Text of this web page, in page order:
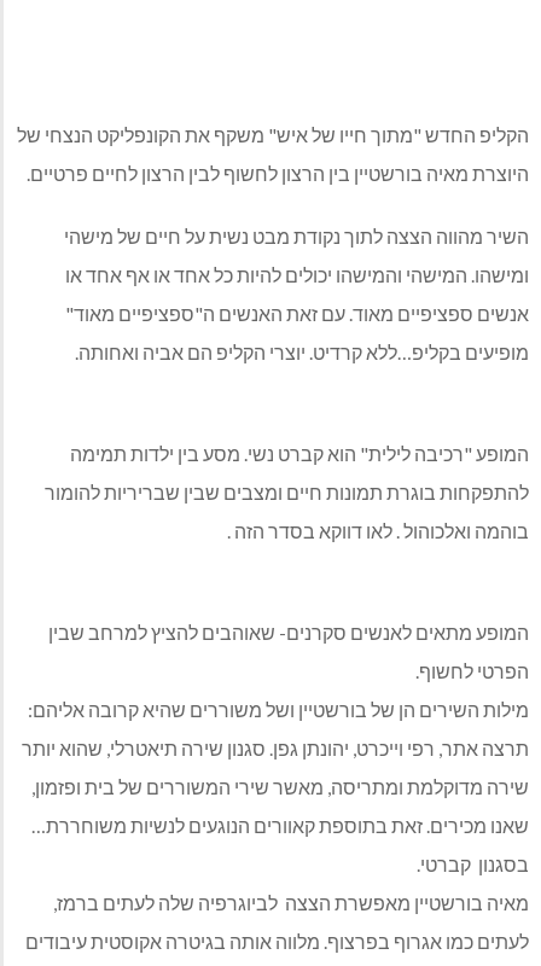
הקליפ החדש "מתוך חייו של איש" משקף את הקונפליקט הנצחי של
היוצרת מאיה בורשטיין בין הרצון לחשוף לבין הרצון לחיים פרטיים.
השיר מהווה הצצה לתוך נקודת מבט נשית על חיים של מישהי
ומישהו. המישהי והמישהו יכולים להיות כל אחד או אף אחד או
אנשים ספציפיים מאוד. עם זאת האנשים ה"ספציפיים מאוד"
מופיעים בקליפ…ללא קרדיט. יוצרי הקליפ הם אביה ואחותה.
המופע "רכיבה לילית" הוא קברט נשי. מסע בין ילדות תמימה
להתפקחות בוגרת תמונות חיים ומצבים שבין שבריריות להומור
בוהמה ואלכוהול . לאו דווקא בסדר הזה .
המופע מתאים לאנשים סקרנים- שאוהבים להציץ למרחב שבין
הפרטי לחשוף.
מילות השירים הן של בורשטיין ושל משוררים שהיא קרובה אליהם:
תרצה אתר, רפי וייכרט, יהונתן גפן. סגנון שירה תיאטרלי, שהוא יותר
שירה מדוקלמת ומתריסה, מאשר שירי המשוררים של בית ופזמון,
שאנו מכירים. זאת בתוספת קאוורים הנוגעים לנשיות משוחררת…
בסגנון קברטי.
מאיה בורשטיין מאפשרת הצצה לביוגרפיה שלה לעתים ברמז,
לעתים כמו אגרוף בפרצוף. מלווה אותה בגיטרה אקוסטית עיבודים